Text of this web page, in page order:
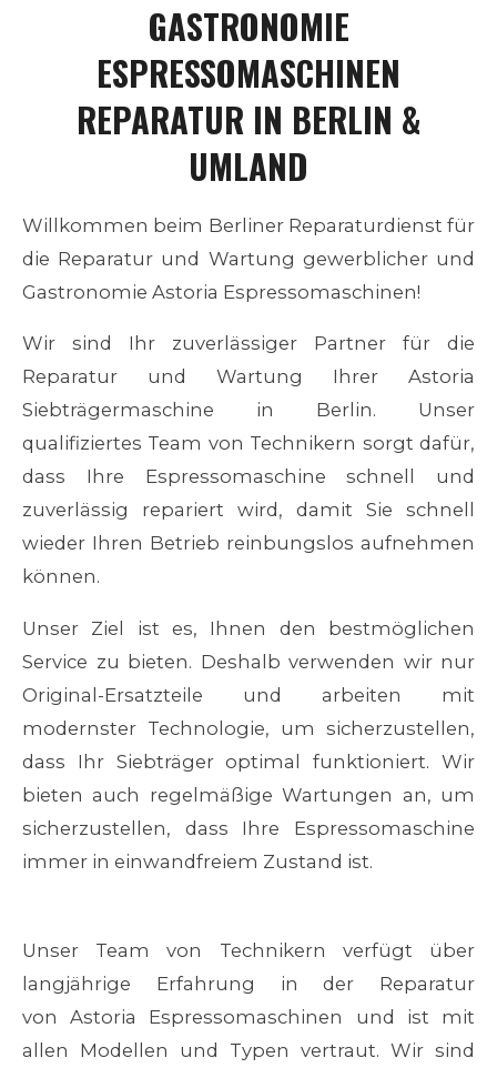
GASTRONOMIE
ESPRESSOMASCHINEN
REPARATUR IN BERLIN &
UMLAND
Willkommen beim Berliner Reparaturdienst für
die Reparatur und Wartung gewerblicher und
Gastronomie Astoria Espressomaschinen!
Wir sind Ihr zuverlässiger Partner für die
Reparatur und Wartung Ihrer Astoria
Siebträgermaschine in Berlin. Unser
qualifiziertes Team von Technikern sorgt dafür,
dass Ihre Espressomaschine schnell und
zuverlässig repariert wird, damit Sie schnell
wieder Ihren Betrieb reinbungslos aufnehmen
können.
Unser Ziel ist es, Ihnen den bestmöglichen
Service zu bieten. Deshalb verwenden wir nur
Original-Ersatzteile und arbeiten mit
modernster Technologie, um sicherzustellen,
dass Ihr Siebträger optimal funktioniert. Wir
bieten auch regelmäßige Wartungen an, um
sicherzustellen, dass Ihre Espressomaschine
immer in einwandfreiem Zustand ist.
Unser Team von Technikern verfügt über
langjährige Erfahrung in der Reparatur
vonAstoria Espressomaschinen
und ist mit
allen Modellen und Typen vertraut. Wir sind